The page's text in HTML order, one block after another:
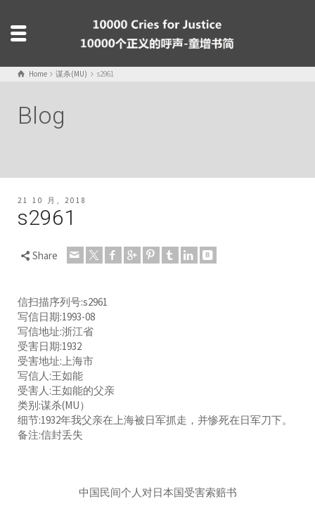
Home 谋杀(MU) s2961
Blog
21 10 月, 2018
s2961
Share
信扫描序列号:s2961
写信日期:1993-08
写信地址:浙江省
受害日期:1932
受害地址:上海市
写信人:王如能
受害人:王如能的父亲
类别:谋杀(MU）
细节:1932年我父亲在上海被日军抓走，并惨死在日军刀下。
备注:信封丢失
中国民间个人对日本国受害索赔书